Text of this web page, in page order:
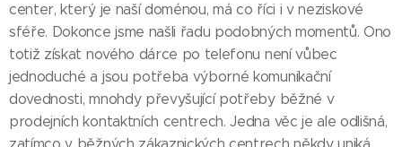
center, který je naší doménou, má co říci i v neziskové
sféře. Dokonce jsme našli řadu podobných momentů. Ono
totiž získat nového dárce po telefonu není vůbec
jednoduché a jsou potřeba výborné komunikační
dovednosti, mnohdy převyšující potřeby běžné v
prodejních kontaktních centrech. Jedna věc je ale odlišná,